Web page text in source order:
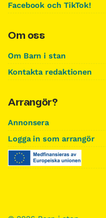
Facebook och TikTok!
Om oss
Om Barn i stan
Kontakta redaktionen
Arrangör?
Annonsera
Logga in som arrangör